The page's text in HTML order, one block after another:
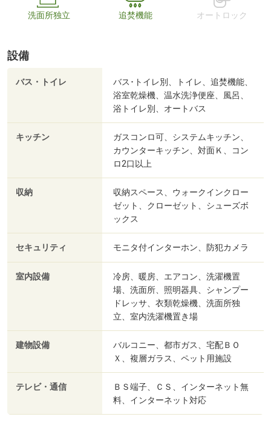
洗面所独立 追焚機能 オートロック
設備
バス・トイレ
バス･トイレ別、トイレ、追焚機能、
浴室乾燥機、温水洗浄便座、風呂、
浴トイレ別、オートバス
キッチン
ガスコンロ可、システムキッチン、
カウンターキッチン、対面Ｋ、コン
ロ2口以上
収納
収納スペース、ウォークインクロー
ゼット、クローゼット、シューズボ
ックス
セキュリティ モニタ付インターホン、防犯カメラ
室内設備
冷房、暖房、エアコン、洗濯機置
場、洗面所、照明器具、シャンプー
ドレッサ、衣類乾燥機、洗面所独
立、室内洗濯機置き場
建物設備
バルコニー、都市ガス、宅配ＢＯ
Ｘ、複層ガラス、ペット用施設
テレビ・通信
ＢＳ端子、ＣＳ、インターネット無
料、インターネット対応